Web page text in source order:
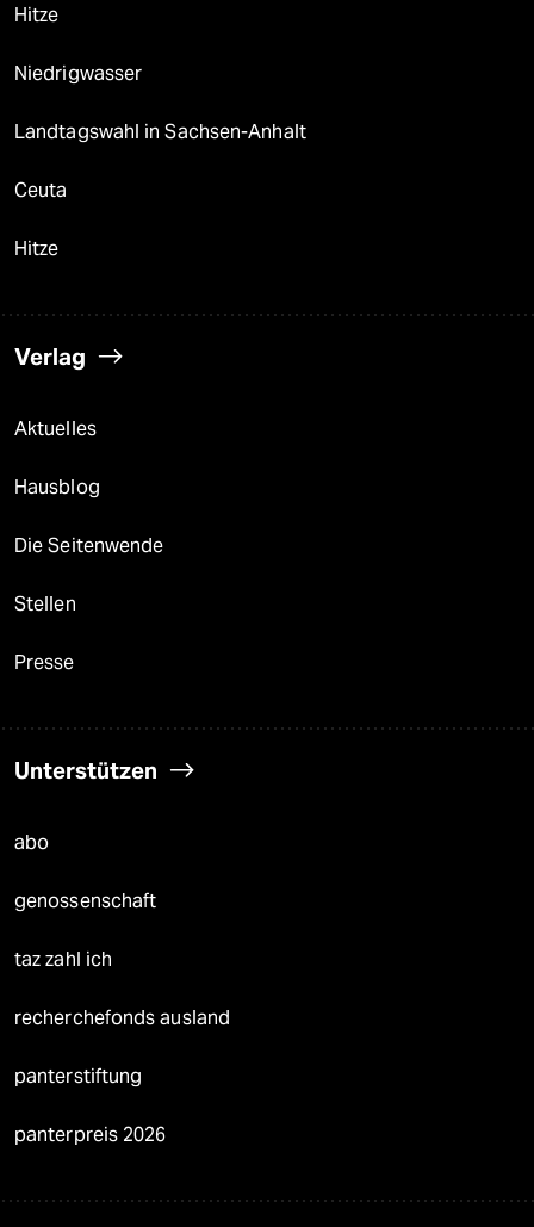
Hitze
Niedrigwasser
Landtagswahl in Sachsen-Anhalt
Ceuta
Hitze
Verlag
Aktuelles
Hausblog
Die Seitenwende
Stellen
Presse
Unterstützen
abo
genossenschaft
taz zahl ich
recherchefonds ausland
panterstiftung
panterpreis 2026